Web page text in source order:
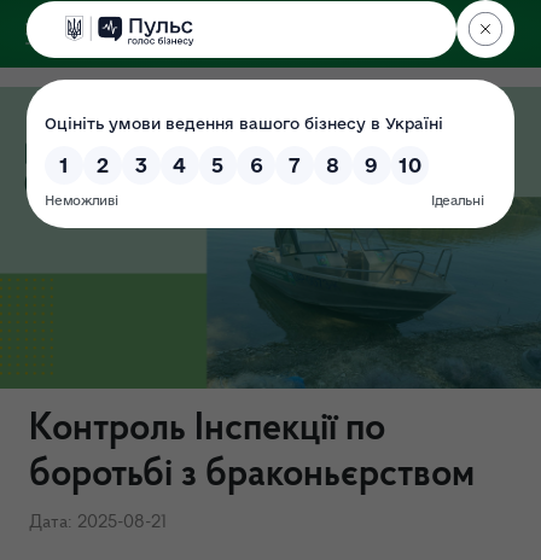
ДЕРЖЕКОІНСПЕКЦІЯ
у Хмельницькій області
Контроль Інспекції по
боротьбі з браконьєрством
Дата: 2025-08-21